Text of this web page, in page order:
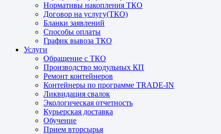
Нормативы накопления ТКО
Договор на услугу(ТКО)
Бланки заявлений
Способы оплаты
График вывоза ТКО
Услуги
Обращение с ТКО
Производство модульных КП
Ремонт контейнеров
Контейнеры по программе TRADE-IN
Ликвидация свалок
Экологическая отчетность
Курьерская доставка
Обучение
Прием вторсырья